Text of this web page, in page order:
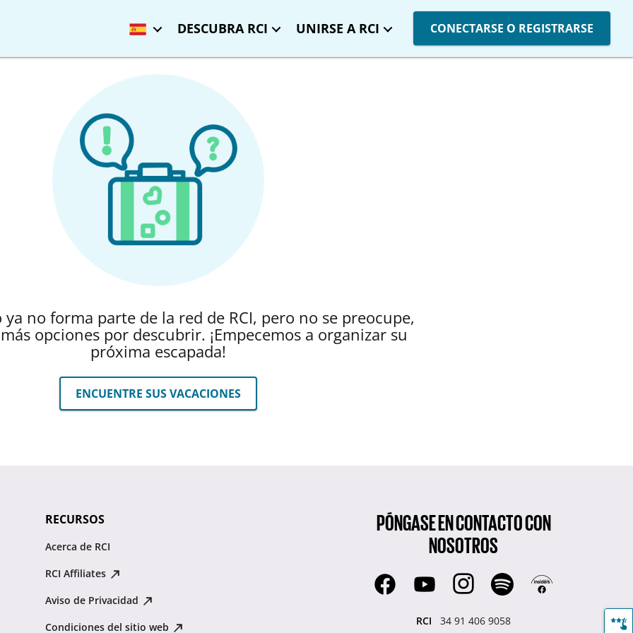
DESCUBRA RCI UNIRSE A RCI CONECTARSE O REGISTRARSE
ya no forma parte de la red de RCI, pero no se preocupe,
opciones por descubrir. ¡Empecemos a organizar su
próxima escapada!
ENCUENTRE SUS VACACIONES
RECURSOS
Acerca de RCI
RCI Affiliates
Aviso de Privacidad
Condiciones del sitio web
PÓNGASE EN CONTACTO CON
NOSOTROS
RCI
34 91 406 9058